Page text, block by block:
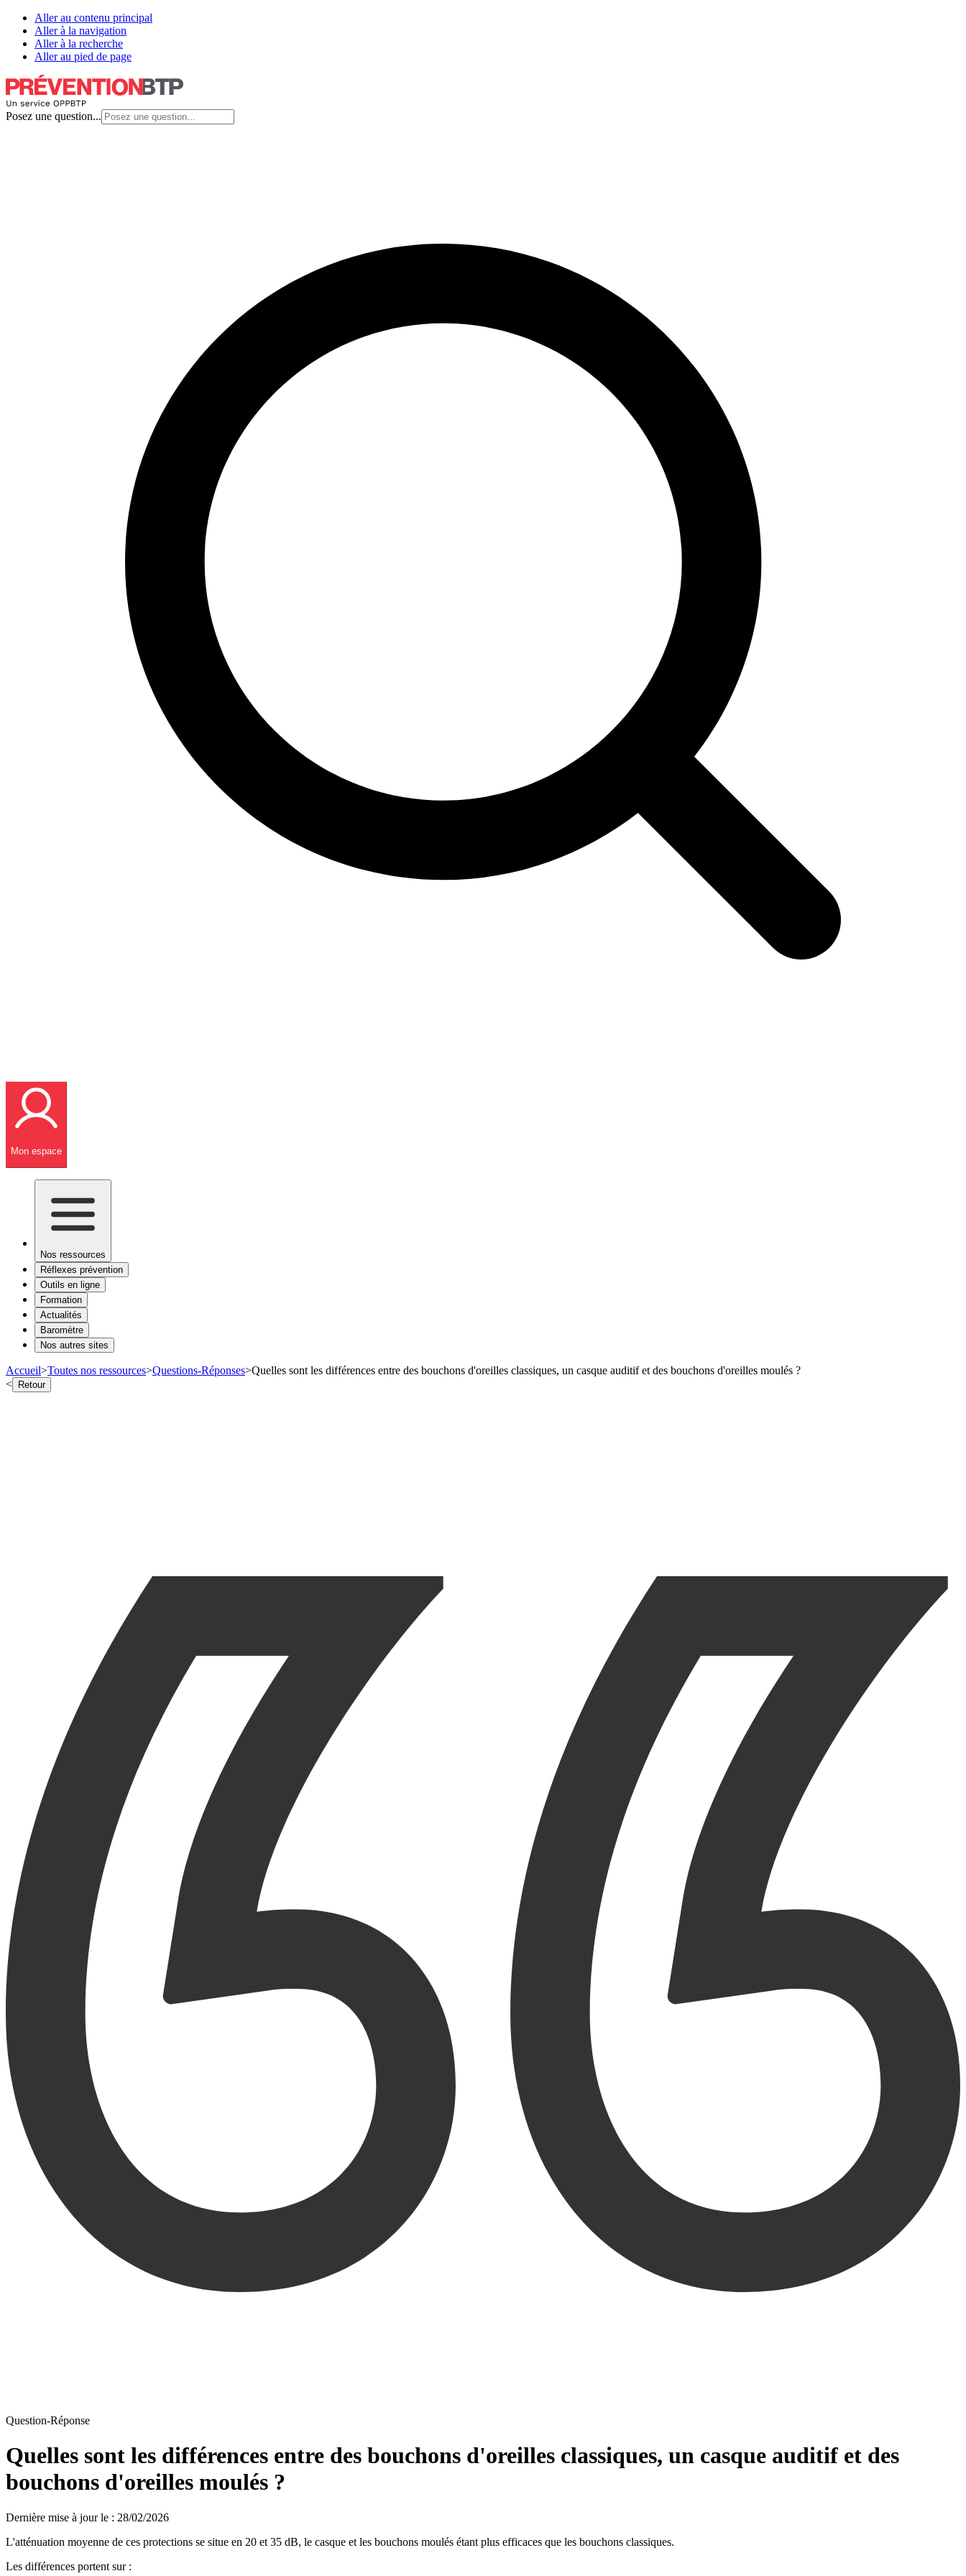
Aller au contenu principal
Aller à la navigation
Aller à la recherche
Aller au pied de page
Posez une question...
Mon espace
Nos ressources
Réflexes prévention
Outils en ligne
Formation
Actualités
Baromètre
Nos autres sites
Accueil>Toutes nos ressources>Questions-Réponses>Quelles sont les différences entre des bouchons d'oreilles classiques, un casque auditif et des bouchons d'oreilles moulés ?
< Retour
Question-Réponse
Quelles sont les différences entre des bouchons d'oreilles classiques, un casque auditif et des
bouchons d'oreilles moulés ?
Dernière mise à jour le : 28/02/2026
L'atténuation moyenne de ces protections se situe en 20 et 35 dB, le casque et les bouchons moulés étant plus efficaces que les bouchons classiques.
Les différences portent sur :